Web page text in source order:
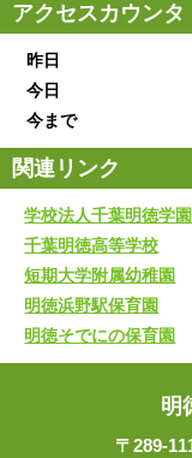
アクセスカウンタ
昨日
今日
今まで
関連リンク
学校法人千葉明徳学園
千葉明徳高等学校
短期大学附属幼稚園
明徳浜野駅保育園
明徳そでにの保育園
明
〒289-